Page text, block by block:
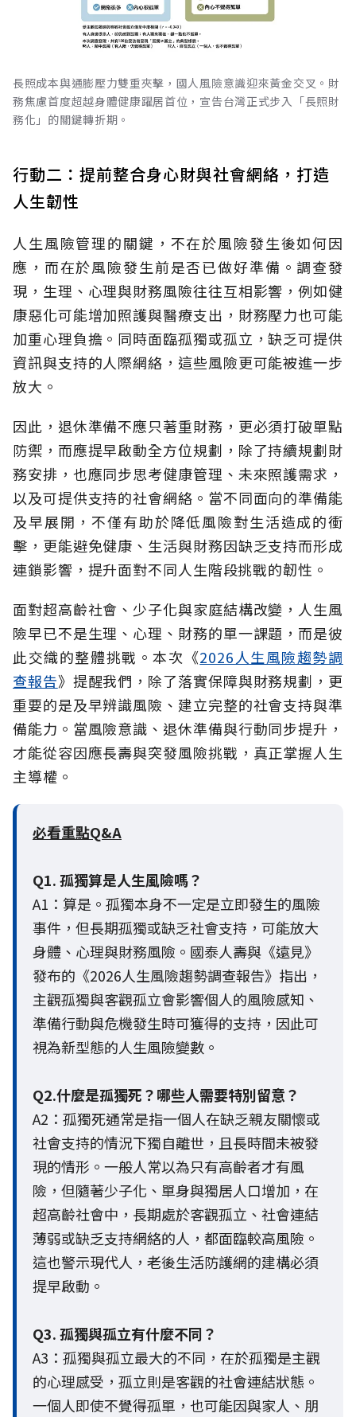
長照成本與通膨壓力雙重夾擊，國人風險意識迎來黃金交叉。財
務焦慮首度超越身體健康躍居首位，宣告台灣正式步入「長照財
務化」的關鍵轉折期。
行動二：提前整合身心財與社會網絡，打造
人生韌性
人生風險管理的關鍵，不在於風險發生後如何因
應，而在於風險發生前是否已做好準備。調查發
現，生理、心理與財務風險往往互相影響，例如健
康惡化可能增加照護與醫療支出，財務壓力也可能
加重心理負擔。同時面臨孤獨或孤立，缺乏可提供
資訊與支持的人際網絡，這些風險更可能被進一步
放大。
因此，退休準備不應只著重財務，更必須打破單點
防禦，而應提早啟動全方位規劃，除了持續規劃財
務安排，也應同步思考健康管理、未來照護需求，
以及可提供支持的社會網絡。當不同面向的準備能
及早展開，不僅有助於降低風險對生活造成的衝
擊，更能避免健康、生活與財務因缺乏支持而形成
連鎖影響，提升面對不同人生階段挑戰的韌性。
面對超高齡社會、少子化與家庭結構改變，人生風
險早已不是生理、心理、財務的單一課題，而是彼
此交織的整體挑戰。本次《2026人生風險趨勢調
查報告》提醒我們，除了落實保障與財務規劃，更
重要的是及早辨識風險、建立完整的社會支持與準
備能力。當風險意識、退休準備與行動同步提升，
才能從容因應長壽與突發風險挑戰，真正掌握人生
主導權。
必看重點Q&A
Q1. 孤獨算是人生風險嗎？
A1：算是。孤獨本身不一定是立即發生的風險
事件，但長期孤獨或缺乏社會支持，可能放大
身體、心理與財務風險。國泰人壽與《遠見》
發布的《2026人生風險趨勢調查報告》指出，
主觀孤獨與客觀孤立會影響個人的風險感知、
準備行動與危機發生時可獲得的支持，因此可
視為新型態的人生風險變數。
Q2.什麼是孤獨死？哪些人需要特別留意？
A2：孤獨死通常是指一個人在缺乏親友關懷或
社會支持的情況下獨自離世，且長時間未被發
現的情形。一般人常以為只有高齡者才有風
險，但隨著少子化、單身與獨居人口增加，在
超高齡社會中，長期處於客觀孤立、社會連結
薄弱或缺乏支持網絡的人，都面臨較高風險。
這也警示現代人，老後生活防護網的建構必須
提早啟動。
Q3. 孤獨與孤立有什麼不同？
A3：孤獨與孤立最大的不同，在於孤獨是主觀
的心理感受，孤立則是客觀的社會連結狀態。
一個人即使不覺得孤單，也可能因與家人、朋